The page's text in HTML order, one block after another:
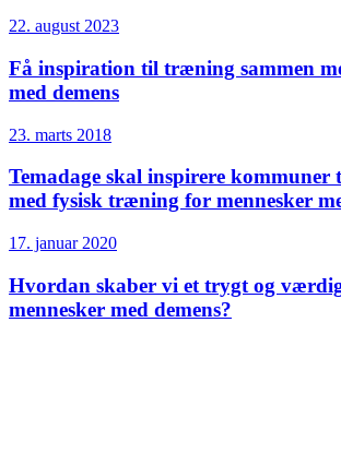
22. august 2023
Få inspiration til træning sammen
med demens
23. marts 2018
Temadage skal inspirere kommuner
med fysisk træning for mennesker
17. januar 2020
Hvordan skaber vi et trygt og
mennesker med demens?